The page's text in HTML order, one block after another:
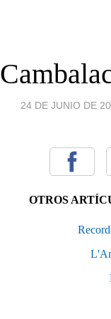
24 DE JUNIO DE
OTROS